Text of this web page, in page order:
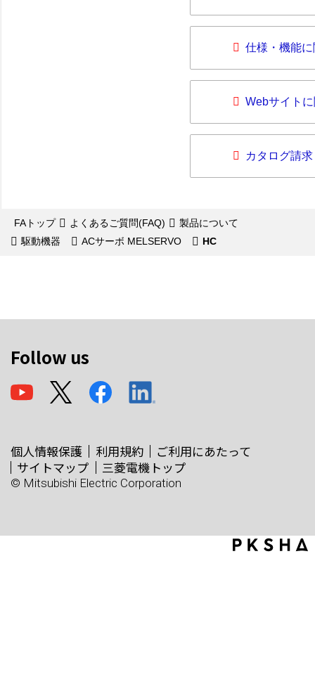
仕様・機能
Webサイト
カタログ請求
FAトップ よくあるご質問(FAQ)
製品について
駆動機器
ACサーボ MELSERVO HC
Follow us
個人情報保護 利用規約
ご利用にあたって
サイトマップ
三菱電機トップ
© Mitsubishi Electric Corporation